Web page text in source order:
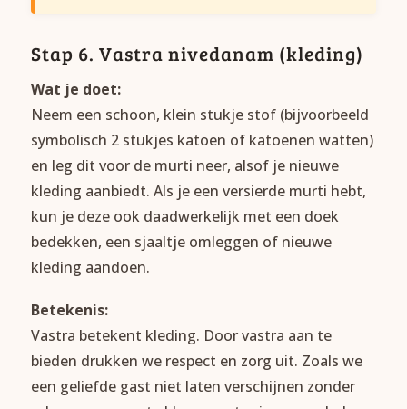
Stap 6. Vastra nivedanam (kleding)
Wat je doet:
Neem een schoon, klein stukje stof (bijvoorbeeld
symbolisch 2 stukjes katoen of katoenen watten)
en leg dit voor de murti neer, alsof je nieuwe
kleding aanbiedt. Als je een versierde murti hebt,
kun je deze ook daadwerkelijk met een doek
bedekken, een sjaaltje omleggen of nieuwe
kleding aandoen.
Betekenis:
Vastra betekent kleding. Door vastra aan te
bieden drukken we respect en zorg uit. Zoals we
een geliefde gast niet laten verschijnen zonder